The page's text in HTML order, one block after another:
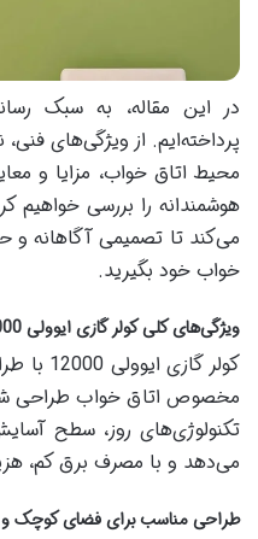
در این مقاله، به سبک
پرداخته‌ایم. از ویژگی‌های
محیط اتاق خواب، مزایا و
هوشمندانه را بررسی خواهیم
می‌کند تا تصمیمی آگاهانه و
خواب خود بگیرید.
ویژگی‌های کلی کولر گازی ایوولی 12000 برای اتاق خواب
کولر
مخصوص اتاق خواب طراحی
تکنولوژی‌های روز، سطح
می‌دهد و با مصرف برق کم،
طراحی مناسب برای فضای کوچک